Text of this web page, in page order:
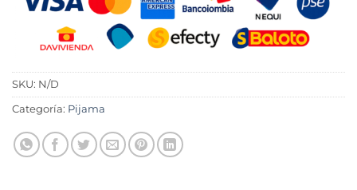
SKU: N/D
Categoría: Pijama